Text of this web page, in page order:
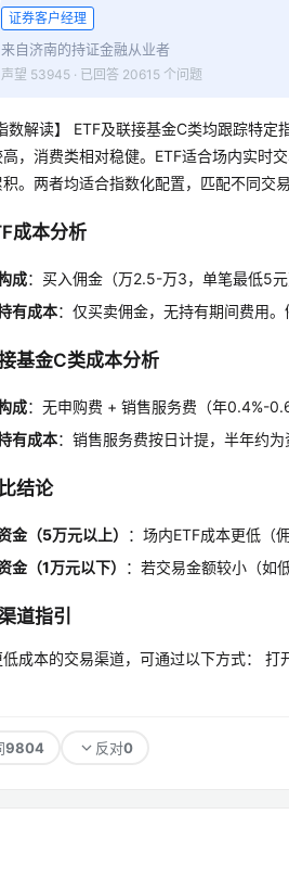
证券客户经理
来自济南的持证金融从业者
声望 53945 · 已回答 20615 个问题
数解读】 ETF及联接基金C类均跟踪特
高，消费类相对稳健。ETF适合场内实时
。两者均适合指数化配置，匹配不同交
成本分析
成：买入佣金（万2.5-万3，单笔最低5
有成本：仅买卖佣金，无持有期间费用
基金C类成本分析
成：无申购费 + 销售服务费（年0.4%-
有成本：销售服务费按日计提，半年约
结论
金（5万元以上）
：场内ETF成本更低（
金（1万元以下）
：若交易金额较小（如
道指引
低成本的交易渠道，可通过以下方式：
9804 反对0